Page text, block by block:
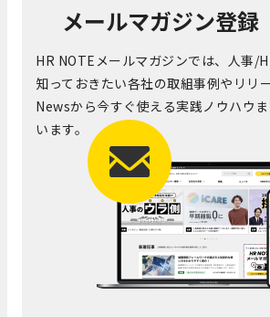
メールマガジン登録
HR NOTEメールマガジンでは、人事/
知っておきたい各社の取組事例やリリ
Newsから今すぐ使える実践ノウハウ
います。